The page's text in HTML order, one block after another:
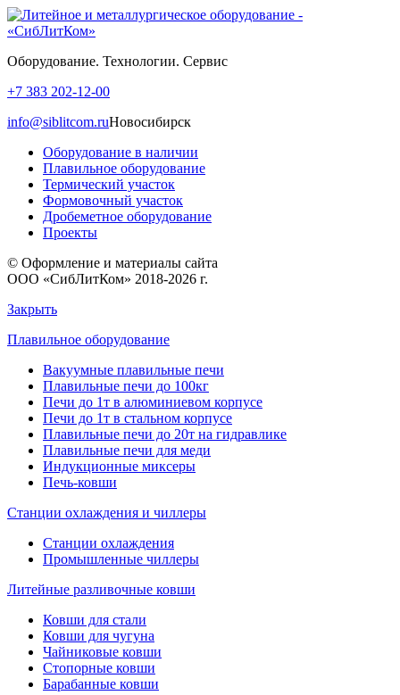
Оборудование. Технологии. Сервис
+7 383 202-12-00
info@siblitcom.ruНовосибирск
Оборудование в наличии
Плавильное оборудование
Термический участок
Формовочный участок
Дробеметное оборудование
Проекты
© Оформление и материалы сайта
ООО «СибЛитКом» 2018-2026 г.
Закрыть
Плавильное оборудование
Вакуумные плавильные печи
Плавильные печи до 100кг
Печи до 1т в алюминиевом корпусе
Печи до 1т в стальном корпусе
Плавильные печи до 20т на гидравлике
Плавильные печи для меди
Индукционные миксеры
Печь-ковши
Станции охлаждения и чиллеры
Станции охлаждения
Промышленные чиллеры
Литейные разливочные ковши
Ковши для стали
Ковши для чугуна
Чайниковые ковши
Стопорные ковши
Барабанные ковши